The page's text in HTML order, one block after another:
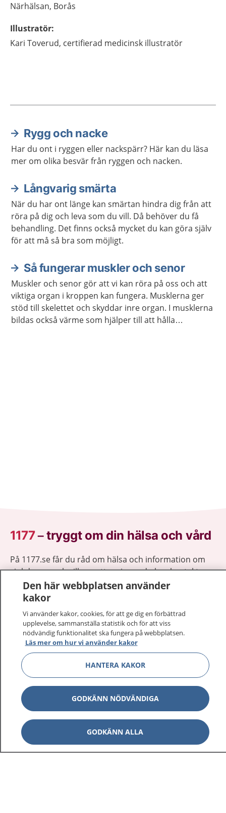
Närhälsan, Borås
Illustratör:
Kari Toverud, certifierad medicinsk illustratör
Aktuella artiklar
Rygg och nacke
Har du ont i ryggen eller nackspärr? Här kan du läsa
mer om olika besvär från ryggen och nacken.
Långvarig smärta
När du har ont länge kan smärtan hindra dig från att
röra på dig och leva som du vill. Då behöver du få
behandling. Det finns också mycket du kan göra själv
för att må så bra som möjligt.
Så fungerar muskler och senor
Muskler och senor gör att vi kan röra på oss och att
viktiga organ i kroppen kan fungera. Musklerna ger
stöd till skelettet och skyddar inre organ. I musklerna
bildas också värme som hjälper till att hålla
1177–tryggt om din hälsa och vård
På 1177.se får du råd om hälsa och information om
sjukdomar och vilka mottagningar du kan kontakta.
Logga in för att läsa din journal och göra dina
vårdärenden. Ring telefonnummer 1177 för
1177 ger dig råd när du vill må bättre.
1177 på flera språk Visa
Visa
Kontakt Visa
Den här webbplatsen använder
kakor
Vi använder kakor, cookies, för att ge dig en förbättrad
upplevelse, sammanställa statistik och för att viss
nödvändig funktionalitet ska fungera på webbplatsen.
Läs mer om hur vi använder kakor
HANTERA KAKOR
GODKÄNN NÖDVÄNDIGA
GODKÄNN ALLA